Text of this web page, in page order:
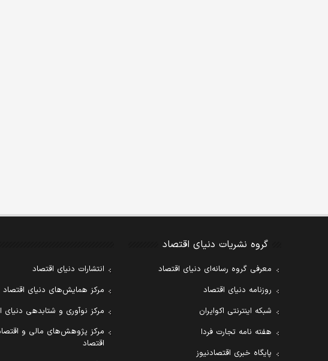
گروه نشریات دنیای اقتصاد
معرفی گروه رسانه‌ای دنیای اقتصاد
روزنامه دنیای اقتصاد
شبکه اینترنتی اکوایران
هفته نامه تجارت فردا
پایگاه خبری اقتصادنیوز
انتشارات دنیای اقتصاد
مرکز همایش‌های دنیای اقتصاد
مرکز نوآوری و شتابدهی دنیای
مرکز پژوهش‌های مالی و
اقتصاد